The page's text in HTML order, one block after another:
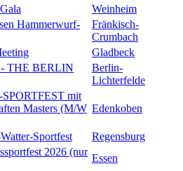
Weinheim
Hammerwurf-
Fränkisch-
Crumbach
Gladbeck
- THE BERLIN
Berlin-
Lichterfelde
mit
Masters (M/W Edenkoben
Sportfest
Regensburg
2026 (nur
Essen